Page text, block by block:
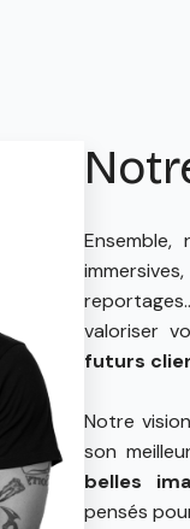
Ensemble,
valoriser
futurs
Notre
son
belles
pensés